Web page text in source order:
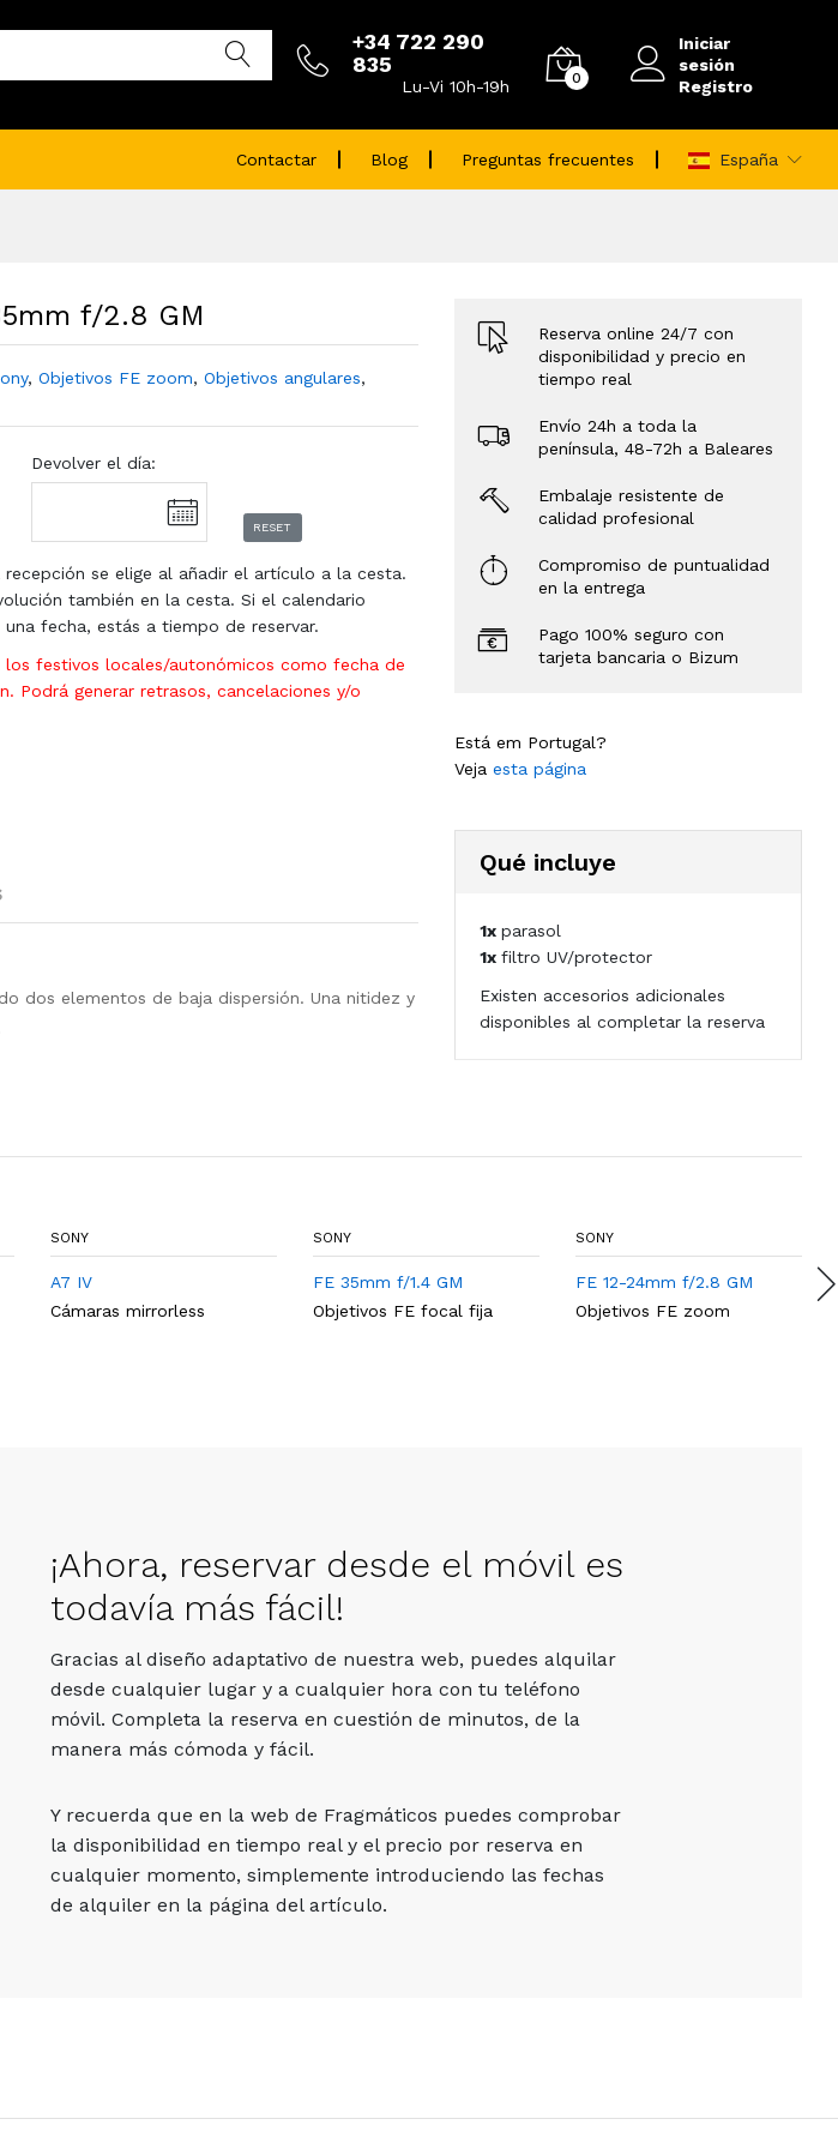
+34 722 290
835
Lu-Vi 10h-19h 0
Iniciar
sesión
Registro
Contactar Blog Preguntas frecuentes España
f/2.8 GM
, Objetivos FE zoom, Objetivos angulares,
Devolver el día:
RESET
se elige al añadir el artículo a la cesta.
también en la cesta. Si el calendario
fecha, estás a tiempo de reservar.
los festivos locales/autonómicos como fecha de
Podrá generar retrasos, cancelaciones y/o
dos elementos de baja dispersión. Una nitidez y
Reserva online 24/7 con
disponibilidad y precio en
tiempo real
Envío 24h a toda la
península, 48-72h a Baleares
Embalaje resistente de
calidad profesional
Compromiso de puntualidad
en la entrega
Pago 100% seguro con
tarjeta bancaria o Bizum
Está em Portugal?
Veja esta página
Qué incluye
1x parasol
1x filtro UV/protector
Existen accesorios adicionales
disponibles al completar la reserva
SONY
A7 IV
Cámaras mirrorless
SONY
FE 35mm f/1.4 GM
Objetivos FE focal fija
SONY
FE 12-24mm f/2.8 GM
Objetivos FE zoom
¡Ahora, reservar desde el móvil es
todavía más fácil!
Gracias al diseño adaptativo de nuestra web, puedes alquilar
desde cualquier lugar y a cualquier hora con tu teléfono
móvil. Completa la reserva en cuestión de minutos, de la
manera más cómoda y fácil.
Y recuerda que en la web de Fragmáticos puedes comprobar
la disponibilidad en tiempo real y el precio por reserva en
cualquier momento, simplemente introduciendo las fechas
de alquiler en la página del artículo.